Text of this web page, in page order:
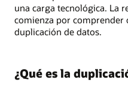
una carga tecnológica. La
comienza por comprender
duplicación de datos.
¿Qué es la